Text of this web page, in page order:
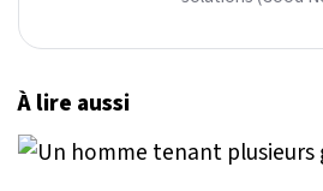
À lire aussi